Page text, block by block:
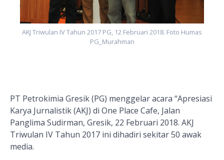
AKJ Triwulan IV Tahun 2017 PG, 12 Februari 2018. Foto Humas
PG_Murahman
PT Petrokimia Gresik (PG) menggelar acara “Apresiasi
Karya Jurnalistik (AKJ) di One Place Cafe, Jalan
Panglima Sudirman, Gresik, 22 Februari 2018. AKJ
Triwulan IV Tahun 2017 ini dihadiri sekitar 50 awak
media.